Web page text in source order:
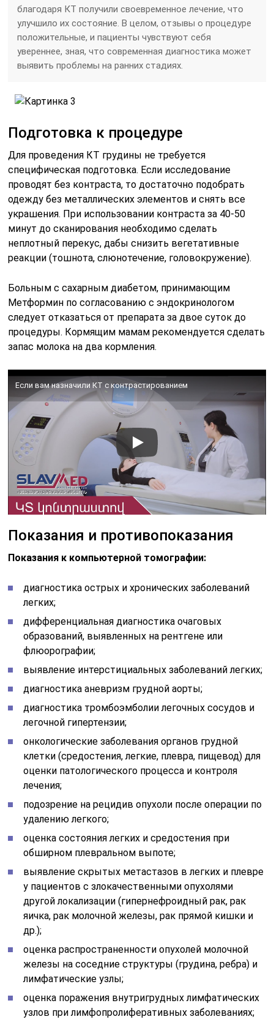
благодаря КТ получили своевременное лечение, что
улучшило их состояние. В целом, отзывы о процедуре
положительные, и пациенты чувствуют себя
увереннее, зная, что современная диагностика может
выявить проблемы на ранних стадиях.
Подготовка к процедуре
Для проведения КТ грудины не требуется
специфическая подготовка. Если исследование
проводят без контраста, то достаточно подобрать
одежду без металлических элементов и снять все
украшения. При использовании контраста за 40-50
минут до сканирования необходимо сделать
неплотный перекус, дабы снизить вегетативные
реакции (тошнота, слюнотечение, головокружение).
Больным с сахарным диабетом, принимающим
Метформин по согласованию с эндокринологом
следует отказаться от препарата за двое суток до
процедуры. Кормящим мамам рекомендуется сделать
запас молока на два кормления.
Если вам назначили КТ с контрастированием
Показания и противопоказания
Показания к компьютерной томографии:
диагностика острых и хронических заболеваний
легких;
дифференциальная диагностика очаговых
образований, выявленных на рентгене или
флюорографии;
выявление интерстициальных заболеваний легких;
диагностика аневризм грудной аорты;
диагностика тромбоэмболии легочных сосудов и
легочной гипертензии;
онкологические заболевания органов грудной
клетки (средостения, легкие, плевра, пищевод) для
оценки патологического процесса и контроля
лечения;
подозрение на рецидив опухоли после операции по
удалению легкого;
оценка состояния легких и средостения при
обширном плевральном выпоте;
выявление скрытых метастазов в легких и плевре
у пациентов с злокачественными опухолями
другой локализации (гипернефроидный рак, рак
яичка, рак молочной железы, рак прямой кишки и
др.);
оценка распространенности опухолей молочной
железы на соседние структуры (грудина, ребра) и
лимфатические узлы;
оценка поражения внутригрудных лимфатических
узлов при лимфопролиферативных заболеваниях;